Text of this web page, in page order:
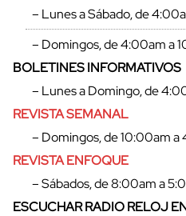
cerrar
– Lunes a Sábado, de
– Domingos, de 4:00am a
BOLETINES INFORMATIVOS
– Lunes a Domingo, de
REVISTA SEMANAL
– Domingos, de 10:00am a
REVISTA ENFOQUE
– Sábados, de 8:00am a
ESCUCHAR RADIO RELOJ